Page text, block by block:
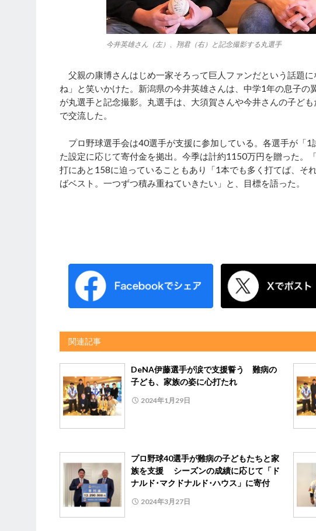
今井英雄さん（左）、翔君（右）と記念撮影する丸選手
父親の康博さんはじめ一家そろって巨人ファンだという話題
ね」と笑いかけた。新潟県の今井英雄さんは、中学1年の息子
が丸選手と記念撮影。丸選手は、大須賀さんや今井さんの子ど
で交流した。
プロ野球選手会は40選手が支援に参加している。各選手が「
た設定に応じて寄付金を拠出。今季は計約1150万円を贈った。
打にあと158に迫っていることもあり「1本でも多く打てば、そ
ばベスト。一つずつ積み重ねていきたい」と、目標を語った。
関連記事
DeNA伊藤選手が涙で支援誓う 難病の
子ども、家族の姿に心打たれ
2024年1月29日
プロ野球40選手が難病の子どもたちと家
族を支援 シーズンの成績に応じて「ド
ナルド･マクドナルド･ハウス」に寄付
2024年3月27日